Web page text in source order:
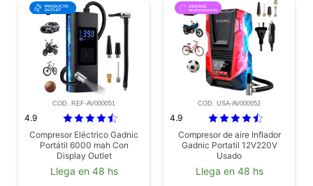
COD. REF-AV000051
4.9
Compresor Eléctrico Gadnic
Portátil 6000 mah Con
Display Outlet
Llega en 48 hs
COD. USA-AV000052
4.9
Compresor de aire Inflador
Gadnic Portatil 12V220V
Usado
Llega en 48 hs